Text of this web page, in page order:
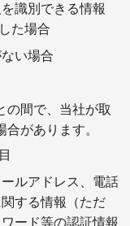
識別できる情報
た場合
い場合
の間で、当社が取
があります。
ルアドレス、電話
する情報（ただ
ード等の認証情報